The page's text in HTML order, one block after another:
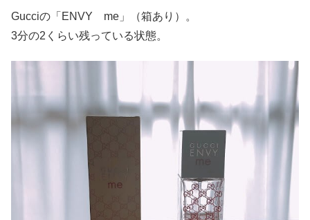
Gucciの「ENVY me」（箱あり）。
3分の2くらい残っている状態。